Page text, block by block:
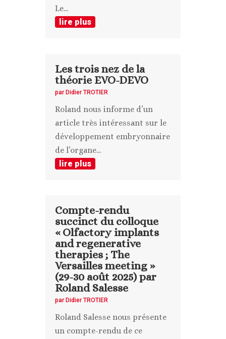
Le...
lire plus
Les trois nez de la
théorie EVO-DEVO
par Didier TROTIER
Roland nous informe d’un
article très intéressant sur le
développement embryonnaire
de l’organe...
lire plus
Compte-rendu
succinct du colloque
« Olfactory implants
and regenerative
therapies ; The
Versailles meeting »
(29-30 août 2025) par
Roland Salesse
par Didier TROTIER
Roland Salesse nous présente
un compte-rendu de ce